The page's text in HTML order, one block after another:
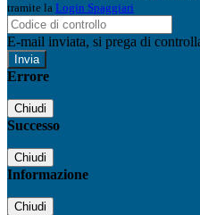
tramite la Login Spaggiari
E-mail inviata, si prega di
Errore
Chiudi
Successo
Chiudi
Informazione
Chiudi